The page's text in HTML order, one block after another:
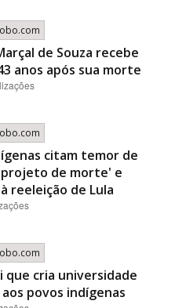
de Souza recebe
anos após sua morte
citam temor de
de morte' e
reeleição de Lula
que cria universidade
povos indígenas